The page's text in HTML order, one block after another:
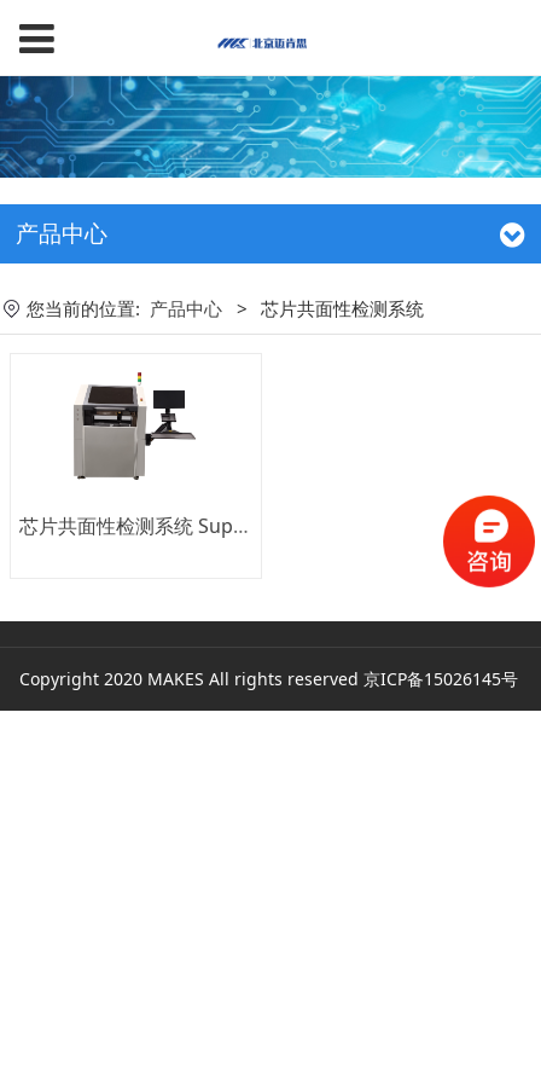
产品中心
您当前的位置: 产品中心 > 芯片共面性检测系统
芯片共面性检测系统 Super 3D
Copyright 2020 MAKES All rights reserved 京ICP备15026145号